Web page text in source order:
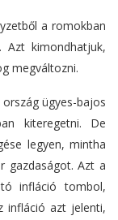
a romokban
Azt kimondhatjuk,
megváltozni.
ügyes-bajos
kiteregetni. De
legyen, mintha
gazdaságot. Azt a
infláció tombol,
infláció azt jelenti,